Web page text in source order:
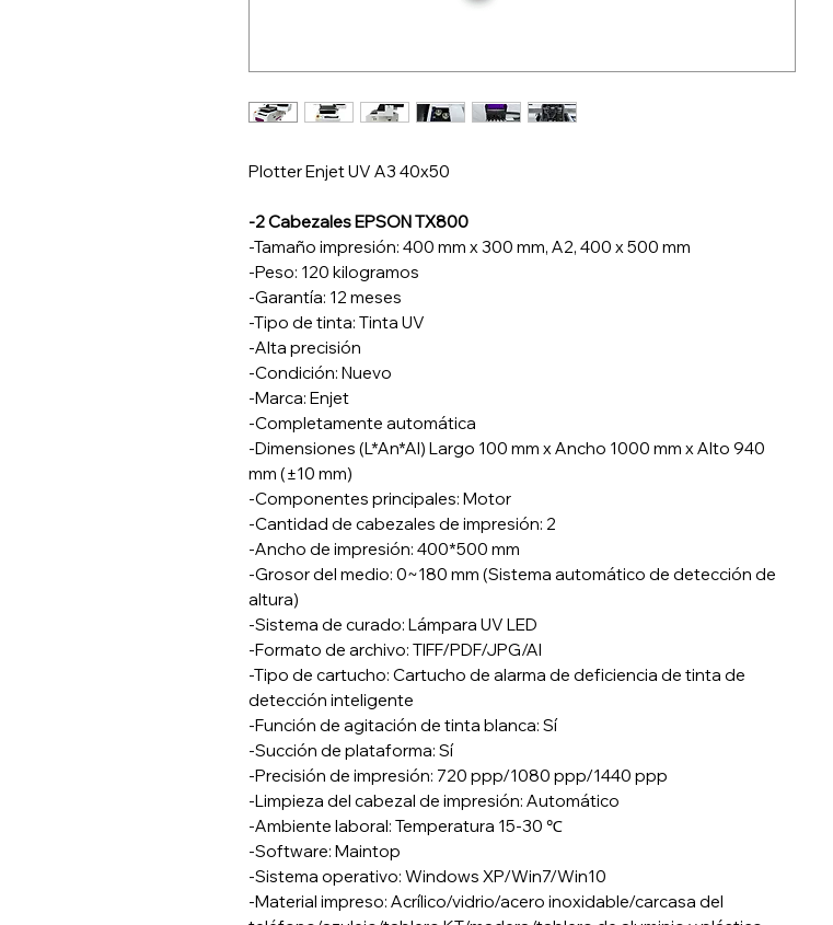
Plotter Enjet UV A3 40x50
-2 Cabezales EPSON TX800
-Tamaño impresión: 400 mm x 300 mm, A2, 400 x 500 mm
-Peso: 120 kilogramos
-Garantía: 12 meses
-Tipo de tinta: Tinta UV
-Alta precisión
-Condición: Nuevo
-Marca: Enjet
-Completamente automática
-Dimensiones (L*An*Al) Largo 100 mm x Ancho 1000 mm x Alto 940
mm (±10 mm)
-Componentes principales: Motor
-Cantidad de cabezales de impresión: 2
-Ancho de impresión: 400*500 mm
-Grosor del medio: 0~180 mm (Sistema automático de detección de
altura)
-Sistema de curado: Lámpara UV LED
-Formato de archivo: TIFF/PDF/JPG/AI
-Tipo de cartucho: Cartucho de alarma de deficiencia de tinta de
detección inteligente
-Función de agitación de tinta blanca: Sí
-Succión de plataforma: Sí
-Precisión de impresión: 720 ppp/1080 ppp/1440 ppp
-Limpieza del cabezal de impresión: Automático
-Ambiente laboral: Temperatura 15-30 ℃
-Software: Maintop
-Sistema operativo: Windows XP/Win7/Win10
-Material impreso: Acrílico/vidrio/acero inoxidable/carcasa del